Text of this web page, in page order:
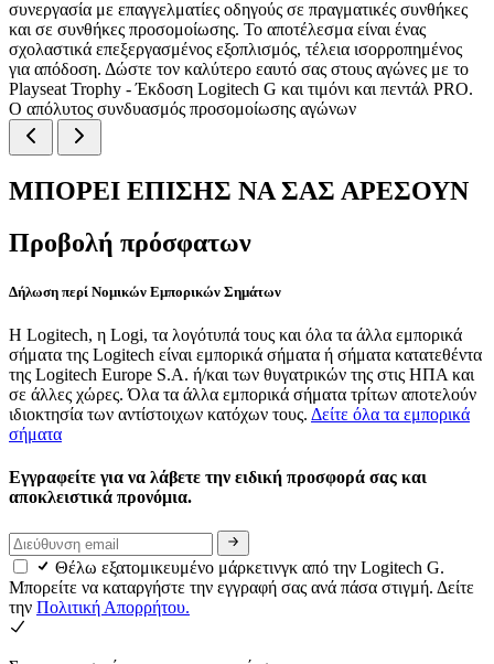
συνεργασία με επαγγελματίες οδηγούς σε πραγματικές συνθήκες
και σε συνθήκες προσομοίωσης. Το αποτέλεσμα είναι ένας
σχολαστικά επεξεργασμένος εξοπλισμός, τέλεια ισορροπημένος
για απόδοση. Δώστε τον καλύτερο εαυτό σας στους αγώνες με το
Playseat Trophy - Έκδοση Logitech G και τιμόνι και πεντάλ PRO.
Ο απόλυτος συνδυασμός προσομοίωσης αγώνων
ΜΠΟΡΕΙ ΕΠΙΣΗΣ ΝΑ ΣΑΣ ΑΡΕΣΟΥΝ
Προβολή πρόσφατων
Δήλωση περί Νομικών Εμπορικών Σημάτων
Η Logitech, η Logi, τα λογότυπά τους και όλα τα άλλα εμπορικά
σήματα της Logitech είναι εμπορικά σήματα ή σήματα κατατεθέντα
της Logitech Europe S.A. ή/και των θυγατρικών της στις ΗΠΑ και
σε άλλες χώρες. Όλα τα άλλα εμπορικά σήματα τρίτων αποτελούν
ιδιοκτησία των αντίστοιχων κατόχων τους. Δείτε όλα τα εμπορικά
σήματα
Εγγραφείτε για να λάβετε την ειδική προσφορά σας και
αποκλειστικά προνόμια.
Θέλω εξατομικευμένο μάρκετινγκ από την Logitech G.
Μπορείτε να καταργήστε την εγγραφή σας ανά πάσα στιγμή. Δείτε
την Πολιτική Απορρήτου.